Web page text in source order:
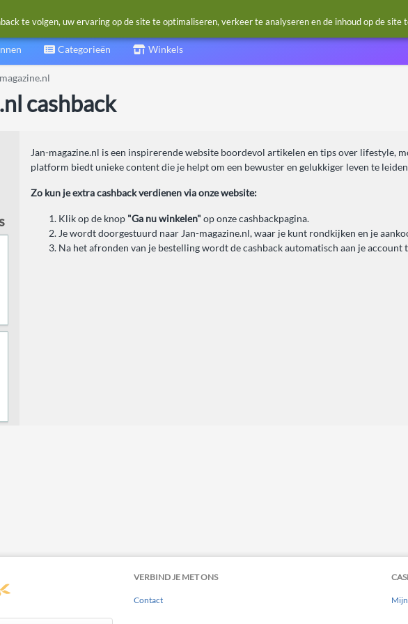
Categorieën Winkels
cashback
Jan-magazine.nl is een inspirerende website boordevol artikelen en tips over lifestyle,
platform biedt unieke content die je helpt om een bewuster en gelukkiger leven te
Zo kun je extra cashback verdienen via onze website:
Klik op de knop "Ga nu winkelen" op onze cashbackpagina.
Je wordt doorgestuurd naar Jan-magazine.nl, waar je kunt rondkijken en je
Na het afronden van je bestelling wordt de cashback automatisch aan je account
VERBIND JE MET ONS
Contact
te volgen, uw ervaring op de site te optimaliseren, verkeer te analyseren en de inhoud op de